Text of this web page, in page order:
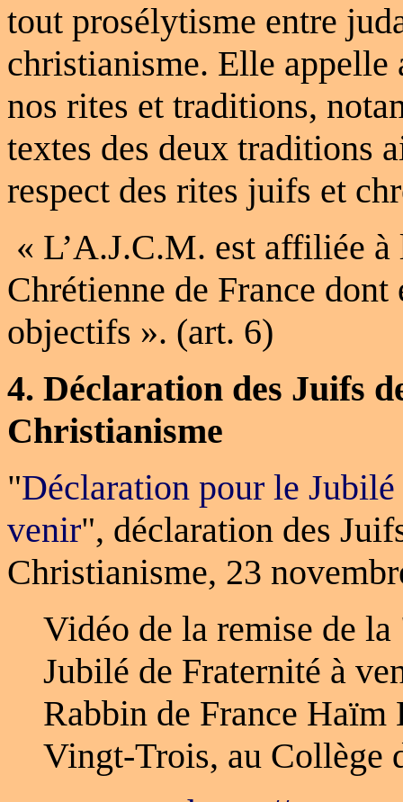
tout prosélytisme entre
christianisme. Elle appelle
nos rites et traditions,
textes des deux traditions
respect des rites juifs et
« L’A.J.C.M. est affiliée
Chrétienne de France dont
objectifs ». (art. 6)
4. Déclaration des Juifs
Christianisme
"Déclaration pour le
venir", déclaration des
Christianisme, 23
Vidéo de la remise de
Jubilé de Fraternité à
Rabbin de France
Vingt-Trois, au Collège